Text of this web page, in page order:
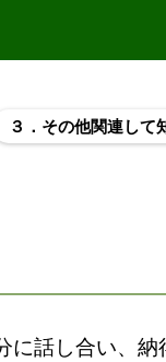
３．その他関連して
に話し合い、納